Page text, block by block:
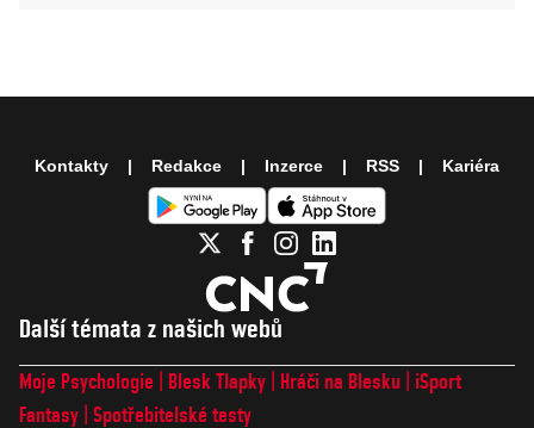
Další témata z našich webů
Moje Psychologie Blesk Tlapky Hráči na Blesku
iSport
Fantasy Spotřebitelské testy
Kontakty Redakce Inzerce RSS Kariéra